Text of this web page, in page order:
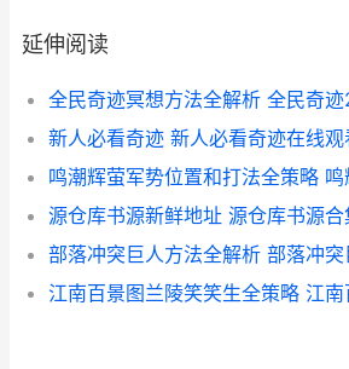
延伸阅读
全民奇迹冥想方法全解析 全民奇
新人必看奇迹 新人必看奇迹在线观
鸣潮辉萤军势位置和打法全策略
源仓库书源新鲜地址 源仓库书源合
江南百景图兰陵笑笑生全策略 江